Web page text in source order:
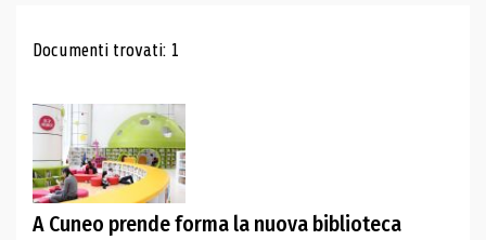
Risultati di ricerca
Documenti trovati: 1
A Cuneo prende forma la nuova biblioteca